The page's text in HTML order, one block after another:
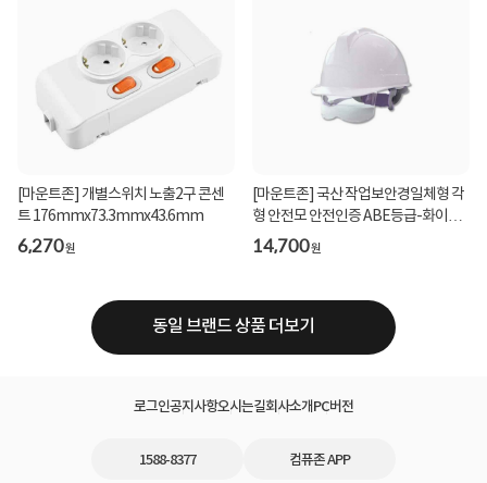
[마운트존] 개별스위치 노출2구 콘센
트 176mmx73.3mmx43.6mm
6,270원
[마운트존] 국산 작업보안경일체형 각
형 안전모 안전인증 ABE등급-화이트-
stgc
14,700원
동일 브랜드 상품 더보기
로그인공지사항오시는길회사소개PC버전
1588-8377 컴퓨존 APP